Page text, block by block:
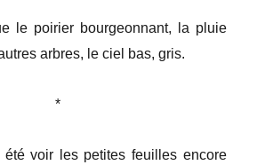
le poirier bourgeonnant, la pluie
arbres, le ciel bas, gris.
*
voir les petites feuilles encore